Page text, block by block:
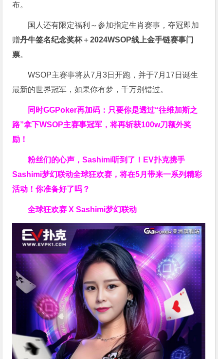
布。
国人还有限定福利～参加指定生肖赛事，夺冠即加
赠丹牛签名纪念奖杯＋2024WSOP线上金手链赛事门
票。
WSOP主赛事将从7月3日开跑，并于7月17日诞生
最新的世界冠军，如果你有梦，千万别错过。
同时GGPoker再加码：只要你是透过“往维加斯之
路”拿下WSOP主赛事冠军，将再斩获100w刀额外奖
励！
粉丝们的心声，Sashimi听到了！EV扑克携手
Sashimi梦幻联动全球狂欢赛，将在5月带来一系列精彩
活动！你准备好了吗？
全球狂欢赛 X Sashimi梦幻联动